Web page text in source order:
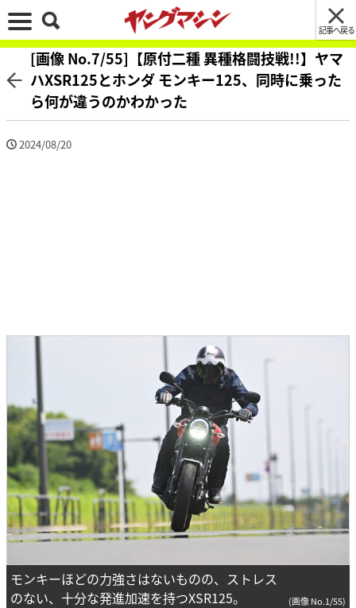
記事へ戻る
[画像 No.7/55]【原付二種 異種格闘技戦!!】ヤマ
ハXSR125とホンダ モンキー125、同時に乗った
ら何が違うのかわかった
2024/08/20
モンキーほどの力強さはないものの、ストレス
のない、十分な発進加速を持つXSR125。
(画像 No.1/55)